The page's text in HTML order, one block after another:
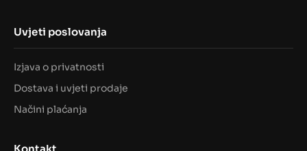
Uvjeti poslovanja
Izjava o privatnosti
Dostava i uvjeti prodaje
Načini plaćanja